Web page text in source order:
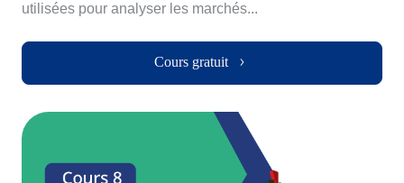
utilisées pour analyser les marchés...
Cours gratuit